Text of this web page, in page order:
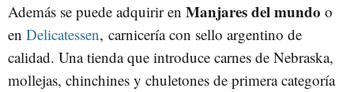
Además se puede adquirir en Manjares del mundo o
en Delicatessen, carnicería con sello argentino de
calidad. Una tienda que introduce carnes de Nebraska,
mollejas, chinchines y chuletones de primera categoría